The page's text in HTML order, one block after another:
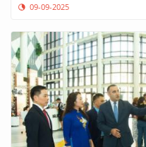
09-09-2025